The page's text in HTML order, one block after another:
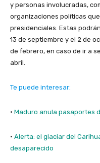
y personas involucradas,
organizaciones políticas
presidenciales. Estas
13 de septiembre y el 2 de
de febrero, en caso de ir a
abril.
Te puede interesar:
· Maduro anula pasaportes
· Alerta: el glaciar del
desaparecido